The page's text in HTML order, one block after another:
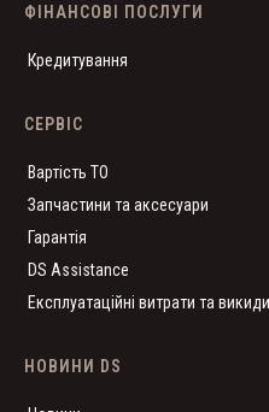
ФІНАНСОВІ ПОСЛУГИ
Кредитування
СЕРВІС
Вартість ТО
Запчастини та аксесуари
Гарантія
DS Assistance
Експлуатаційні витрати та
НОВИНИ DS